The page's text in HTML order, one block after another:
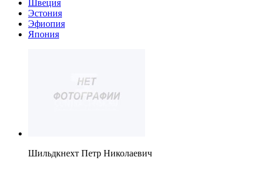
Швеция
Эстония
Эфиопия
Япония
Шильдкнехт Петр Николаевич